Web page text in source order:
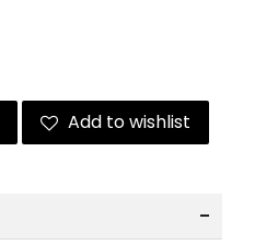
Add to wishlist